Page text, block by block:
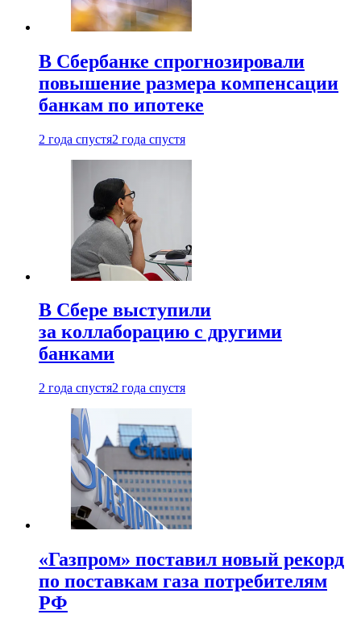
В Сбербанке спрогнозировали
повышение размера компенсации
банкам по ипотеке
2 года спустя2 года спустя
В Сбере выступили
за коллаборацию с другими
банками
2 года спустя2 года спустя
«Газпром» поставил новый рекорд
по поставкам газа потребителям
РФ